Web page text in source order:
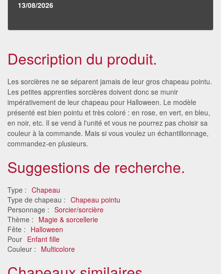
13/08/2026
Description du produit.
Les sorcières ne se séparent jamais de leur gros chapeau pointu.
Les petites apprenties sorcières doivent donc se munir
impérativement de leur chapeau pour Halloween. Le modèle
présenté est bien pointu et très coloré : en rose, en vert, en bleu,
en noir, etc. Il se vend à l'unité et vous ne pourrez pas choisir sa
couleur à la commande. Mais si vous voulez un échantillonnage,
commandez-en plusieurs.
Suggestions de recherche.
Type : Chapeau
Type de chapeau : Chapeau pointu
Personnage : Sorcier/sorcière
Thème : Magie & sorcellerie
Fête : Halloween
Pour Enfant fille
Couleur : Multicolore